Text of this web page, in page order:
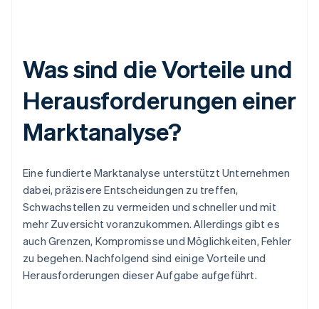
Was sind die Vorteile und
Herausforderungen einer
Marktanalyse?
Eine fundierte Marktanalyse unterstützt Unternehmen
dabei, präzisere Entscheidungen zu treffen,
Schwachstellen zu vermeiden und schneller und mit
mehr Zuversicht voranzukommen. Allerdings gibt es
auch Grenzen, Kompromisse und Möglichkeiten, Fehler
zu begehen. Nachfolgend sind einige Vorteile und
Herausforderungen dieser Aufgabe aufgeführt.